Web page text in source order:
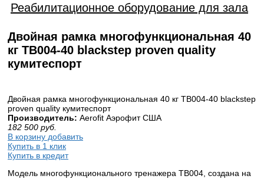
Реабилитационное оборудование для зала
Двойная рамка многофункциональная 40
кг TB004-40 blackstep proven quality
кумитеспорт
Двойная рамка многофункциональная 40 кг TB004-40 blackstep
proven quality кумитеспорт
Производитель: Aerofit Аэрофит США
182 500 руб.
В корзину добавить
Купить в 1 клик
Купить в кредит
Модель многофункционального тренажера TB004, создана на